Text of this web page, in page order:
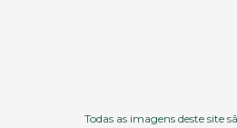
Todas as imagens deste site